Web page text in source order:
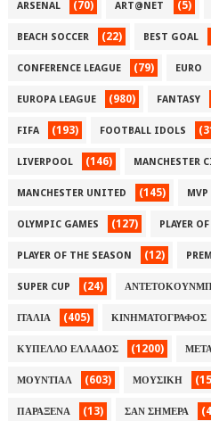
ARSENAL (70) ART@NET (5)
BEACH SOCCER (22) BEST GOAL
CONFERENCE LEAGUE (79) EURO
EUROPA LEAGUE (980) FANTASY
FIFA (193) FOOTBALL IDOLS
LIVERPOOL (146) MANCHESTER
MANCHESTER UNITED (145) MVP
OLYMPIC GAMES (127) PLAYER
PLAYER OF THE SEASON (12)
SUPER CUP (24)
ΙΤΑΛΙΑ (405) ΚΙΝΗΜΑΤΟΓΡΑΦΟΣ
ΚΥΠΕΛΛΟ ΕΛΛΑΔΟΣ (1200)
ΜΟΥΝΤΙΑΛ (603) ΜΟΥΣΙΚΗ
ΠΑΡΑΞΕΝΑ (13) ΣΑΝ ΣΗΜΕΡΑ